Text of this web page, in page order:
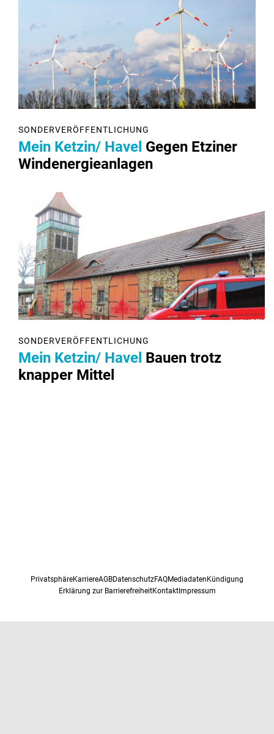
SONDERVERÖFFENTLICHUNG
Mein Ketzin/ Havel Gegen Etziner
Windenergieanlagen
SONDERVERÖFFENTLICHUNG
Mein Ketzin/ Havel Bauen trotz
knapper Mittel
PrivatsphäreKarriereAGBDatenschutzFAQMediadatenKündigung
Erklärung zur BarrierefreiheitKontaktImpressum